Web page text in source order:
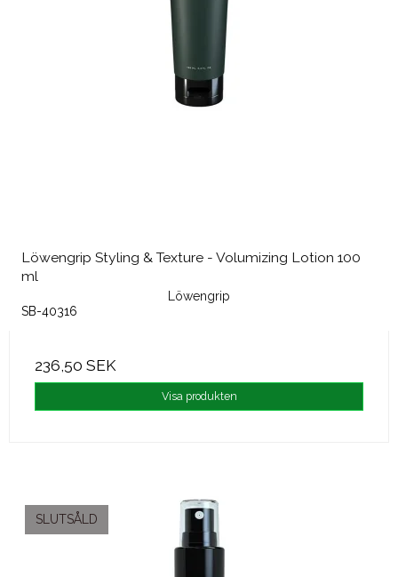
Löwengrip Styling & Texture - Volumizing Lotion 100
ml
Löwengrip
SB-40316
236,50 SEK
Visa produkten
SLUTSÅLD